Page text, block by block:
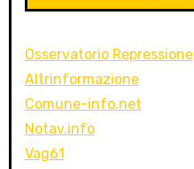
Osservatorio Repressione
Altrinformazione
Comune-info.net
Notav.info
Vag61